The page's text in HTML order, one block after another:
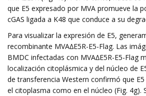
que E5 expresado por MVA promueve la
cGAS ligada a K48 que conduce a su
Para visualizar la expresión de E5,
recombinante MVA∆E5R-E5-Flag. Las
BMDC infectadas con MVA∆E5R-E5-Flag
localización citoplásmica y del núcleo de
de transferencia Western confirmó que
el citoplasma como en el núcleo (Fig. 4g).